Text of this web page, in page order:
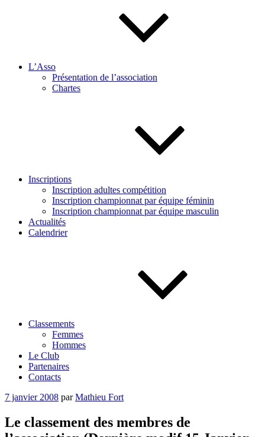
L’Asso
Présentation de l’association
Chartes
Inscriptions
Inscription adultes compétition
Inscription championnat par équipe féminin
Inscription championnat par équipe masculin
Actualités
Calendrier
Classements
Femmes
Hommes
Le Club
Partenaires
Contacts
Publié
7 janvier 2008 parMathieu Fort
Le classement des membres de